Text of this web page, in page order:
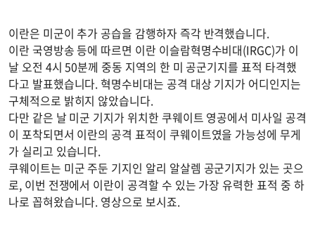
이란은 미군이 추가 공습을 감행하자 즉각 반격했습니다.
이란 국영방송 등에 따르면 이란 이슬람혁명수비대(IRGC)가 이
날 오전 4시 50분께 중동 지역의 한 미 공군기지를 표적 타격했
다고 발표했습니다. 혁명수비대는 공격 대상 기지가 어디인지는
구체적으로 밝히지 않았습니다.
다만 같은 날 미군 기지가 위치한 쿠웨이트 영공에서 미사일 공격
이 포착되면서 이란의 공격 표적이 쿠웨이트였을 가능성에 무게
가 실리고 있습니다.
쿠웨이트는 미군 주둔 기지인 알리 알살렘 공군기지가 있는 곳으
로, 이번 전쟁에서 이란이 공격할 수 있는 가장 유력한 표적 중 하
나로 꼽혀왔습니다. 영상으로 보시죠.